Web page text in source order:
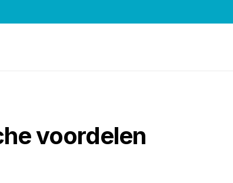
voordelen